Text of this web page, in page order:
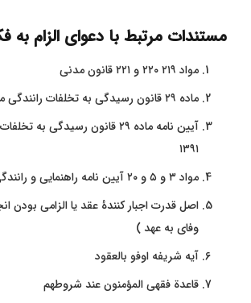
مستندات مرتبط با دعوای الزام به
مواد ۲۱۹ ۲۲۰ و ۲۲۱ قانون مدنی
ماده ۲۹ قانون رسیدگی به تخلفات رانندگی مصوب ۱۳۸۹
آیین نامه ماده ۲۹ قانون رسیدگی
۱۳۹۱
مواد ۳ و ۵ و ۲۰ آیین نامه راهنمایی و رانندگی مصوب 1384
اصل قدرت اجبار کنندۀ عقد یا الزامی بودن
وفای به عهد )
آیه شریفه اوفو بالعقود
قاعدة فقهى المؤمنون عند شروطهم